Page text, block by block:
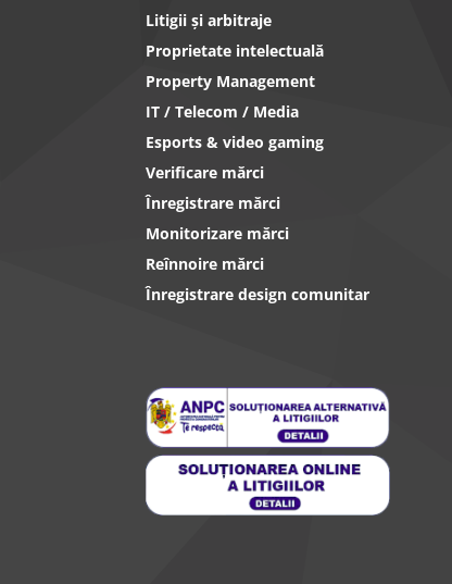
Litigii și arbitraje
Proprietate intelectuală
Property Management
IT / Telecom / Media
Esports & video gaming
Verificare mărci
Înregistrare mărci
Monitorizare mărci
Reînnoire mărci
Înregistrare design comunitar